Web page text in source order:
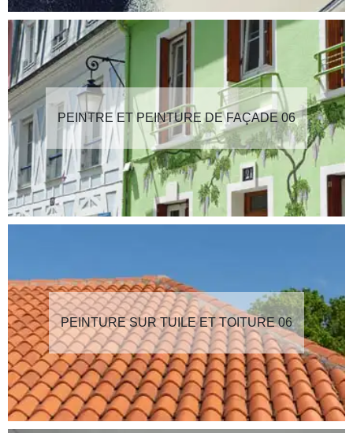
PEINTRE ET PEINTURE DE FAÇADE 06
PEINTURE SUR TUILE ET TOITURE 06